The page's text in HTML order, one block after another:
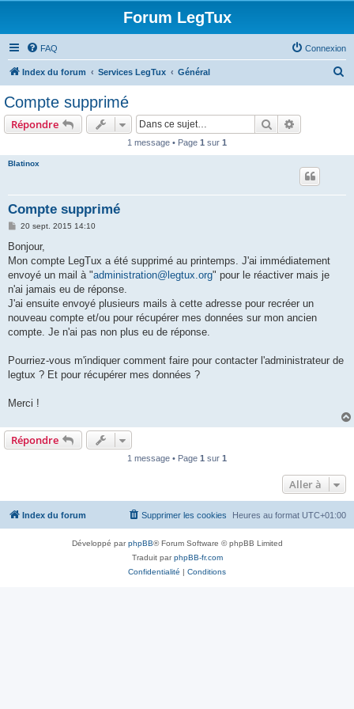
Forum LegTux
FAQ Connexion
Index du forum Services LegTux Général
Compte supprimé
Répondre Rechercher
1 message • Page 1 sur 1
Blatinox
Compte supprimé
M
s
a
g
20 sept. 2015 14:10
Bonjour,
Mon compte LegTux a été supprimé au printemps. J'ai immédiatement
envoyé un mail à "administration@legtux.org" pour le réactiver mais je
n'ai jamais eu de réponse.
J'ai ensuite envoyé plusieurs mails à cette adresse pour recréer un
nouveau compte et/ou pour récupérer mes données sur mon ancien
compte. Je n'ai pas non plus eu de réponse.
Pourriez-vous m'indiquer comment faire pour contacter l'administrateur de
legtux ? Et pour récupérer mes données ?
Merci !
Répondre
1 message • Page 1 sur 1
Aller à
Index du forum Heures au format UTC+01:00
Supprimer les cookies
Développé parphpBB® Forum Software © phpBB Limited
Traduit parphpBB-fr.com
Confidentialité | Conditions